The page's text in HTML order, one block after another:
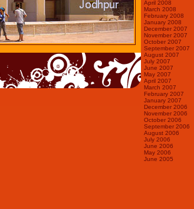
April 2008
March 2008
February 2008
January 2008
December 2007
November 2007
October 2007
September 2007
August 2007
July 2007
June 2007
May 2007
April 2007
March 2007
February 2007
January 2007
December 2006
November 2006
October 2006
September 2006
August 2006
July 2006
June 2006
May 2006
June 2005